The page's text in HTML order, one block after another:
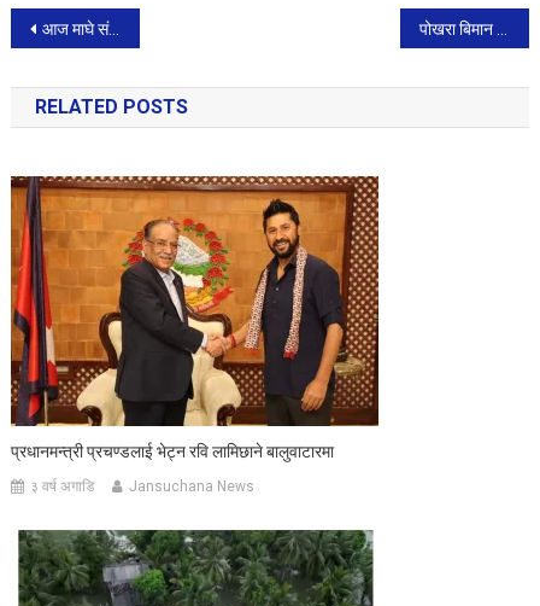
Post
navigation
आज माघे संक्रान्ति, सार्वजनिक बिदा।
RELATED POSTS
प्रधानमन्त्री प्रचण्डलाई भेट्न रवि लामिछाने बालुवाटारमा
३ वर्ष अगाडि Jansuchana News